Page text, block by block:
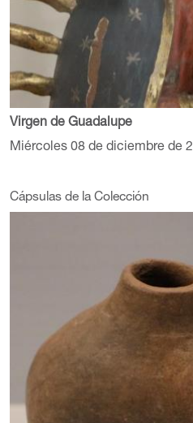
Virgen de Guadalupe
Miércoles 08 de diciembre de
Cápsulas de la Colección